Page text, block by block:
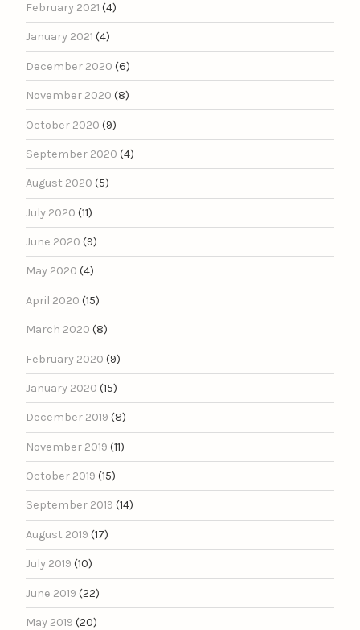
February 2021 (4)
January 2021 (4)
December 2020 (6)
November 2020 (8)
October 2020 (9)
September 2020 (4)
August 2020 (5)
July 2020 (11)
June 2020 (9)
May 2020 (4)
April 2020 (15)
March 2020 (8)
February 2020 (9)
January 2020 (15)
December 2019 (8)
November 2019 (11)
October 2019 (15)
September 2019 (14)
August 2019 (17)
July 2019 (10)
June 2019 (22)
May 2019 (20)